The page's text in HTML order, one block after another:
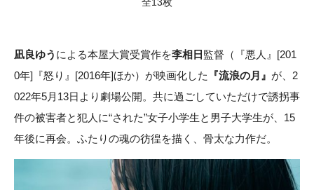
全13枚
凪良ゆう による本屋大賞受賞作を李相日 監督（『悪人』[201
0年]『怒り』[2016年]ほか）が映画化した
『流浪の月』 が、2
022年5月13日より劇場公開。共に過ごしていただけで誘拐事
件の被害者と犯人に“された”女子小学生と男子大学生が、15
年後に再会。ふたりの魂の彷徨を描く、骨太な力作だ。